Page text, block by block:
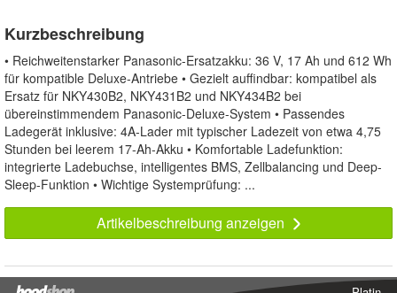
Kurzbeschreibung
• Reichweitenstarker Panasonic-Ersatzakku: 36 V, 17 Ah und 612 Wh
für kompatible Deluxe-Antriebe • Gezielt auffindbar: kompatibel als
Ersatz für NKY430B2, NKY431B2 und NKY434B2 bei
übereinstimmendem Panasonic-Deluxe-System • Passendes
Ladegerät inklusive: 4A-Lader mit typischer Ladezeit von etwa 4,75
Stunden bei leerem 17-Ah-Akku • Komfortable Ladefunktion:
integrierte Ladebuchse, intelligentes BMS, Zellbalancing und Deep-
Sleep-Funktion • Wichtige Systemprüfung: ...
Artikelbeschreibung anzeigen